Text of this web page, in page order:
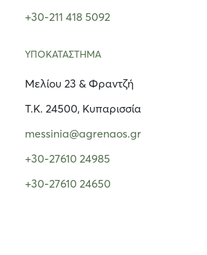
+30-211 418 5092
ΥΠΟΚΑΤΑΣΤΗΜΑ
Μελίου 23 & Φραντζή
Τ.Κ. 24500, Κυπαρισσία
messinia@agrenaos.gr
+30-27610 24985
+30-27610 24650